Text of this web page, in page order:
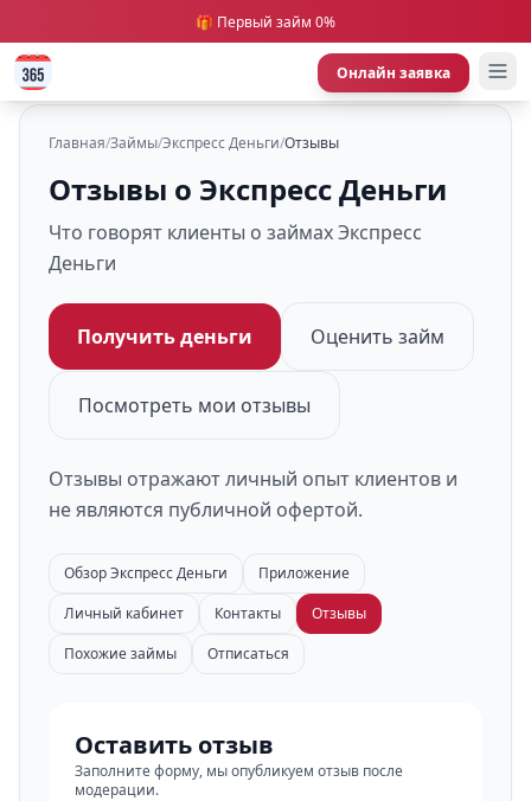
🎁 Первый займ 0%
Онлайн заявка
Главная/Займы/Экспресс Деньги/Отзывы
Отзывы о Экспресс Деньги
Что говорят клиенты о займах Экспресс
Деньги
Получить деньги Оценить займ
Посмотреть мои отзывы
Отзывы отражают личный опыт клиентов и
не являются публичной офертой.
Обзор Экспресс Деньги
Приложение
Личный кабинет
Контакты
Отзывы
Похожие займы
Отписаться
Оставить отзыв
Заполните форму, мы опубликуем отзыв после
модерации.